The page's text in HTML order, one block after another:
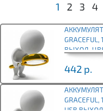
1 2 3 4
ВЫХОД,
442 р.